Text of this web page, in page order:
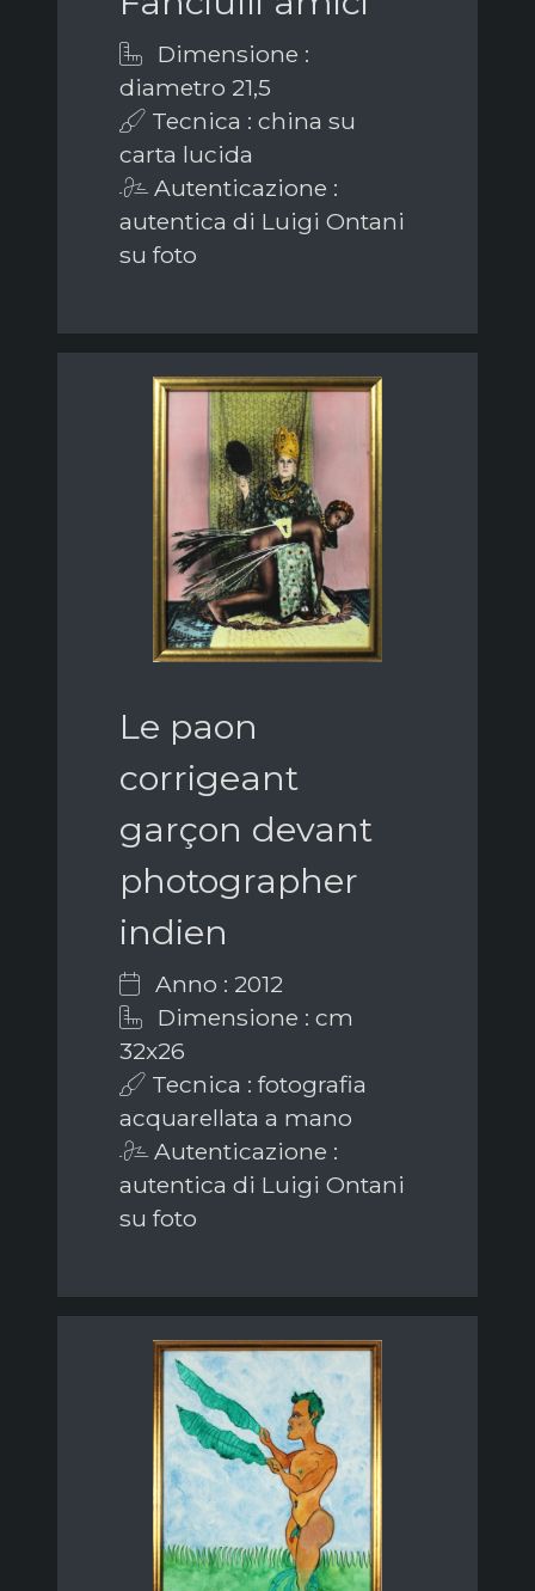
Dimensione :
diametro 21,5
Tecnica : china su
carta lucida
Autenticazione :
autentica di Luigi Ontani
su foto
Le paon
corrigeant
garçon devant
photographer
indien
Anno : 2012
Dimensione : cm
32x26
Tecnica : fotografia
acquarellata a mano
Autenticazione :
autentica di Luigi Ontani
su foto